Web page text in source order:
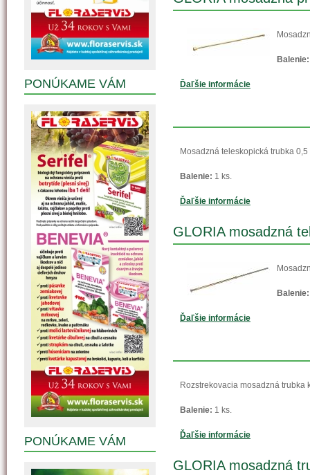
Balenie:
Ďaľšie informácie
Mosadzná teleskopická trubka
Balenie: 1 ks.
Ďaľšie informácie
GLORIA mosadzná
Balenie:
Ďaľšie informácie
Rozstrekovacia mosadzná trubka
Balenie: 1 ks.
Ďaľšie informácie
GLORIA mosadzná
PONÚKAME VÁM
PONÚKAME VÁM